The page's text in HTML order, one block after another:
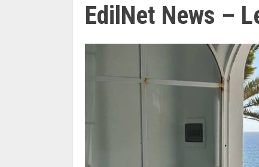
EdilNet News –